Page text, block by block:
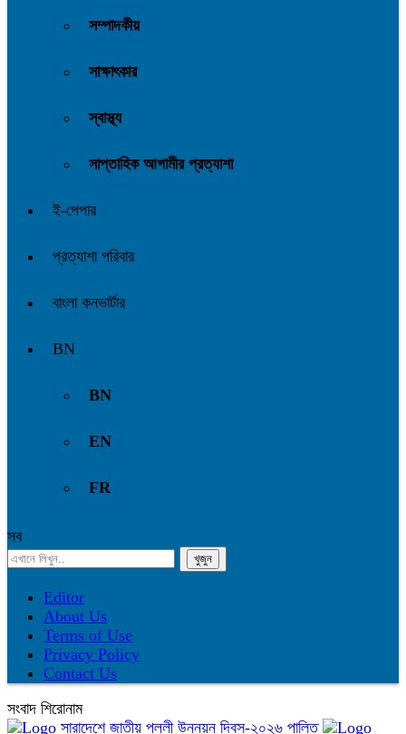
সম্পাদকীয়
সাক্ষাৎকার
স্বাস্থ্য
সাপ্তাহিক আগামীর প্রত্যাশা
ই-পেপার
প্রত্যাশা পরিবার
বাংলা কনভার্টার
BN
BN
EN
FR
সব
Editor
About Us
Terms of Use
Privacy Policy
Contact Us
সংবাদ শিরোনাম
সারাদেশে জাতীয় পল্লী উন্নয়ন দিবস-২০২৬ পালিত